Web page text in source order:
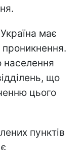
має
проникнення.
населення
що
цього
пунктів